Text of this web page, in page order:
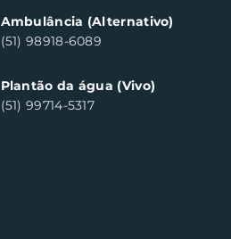
Ambulância (Alternativo)
(51) 98918-6089
Plantão da água (Vivo)
(51) 99714-5317